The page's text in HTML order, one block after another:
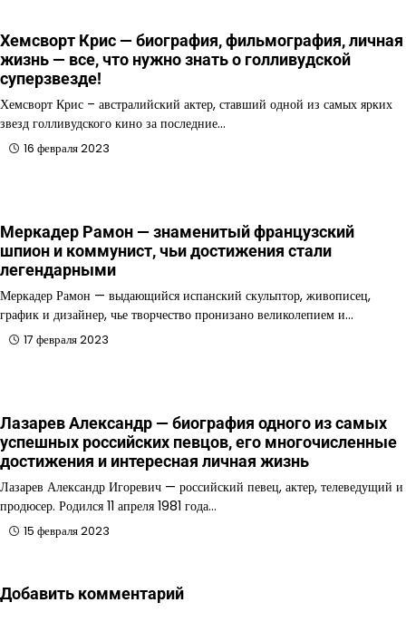
Хемсворт Крис — биография, фильмография, личная
жизнь — все, что нужно знать о голливудской
суперзвезде!
Хемсворт Крис – австралийский актер, ставший одной из самых ярких
звезд голливудского кино за последние…
16 февраля 2023
Меркадер Рамон — знаменитый французский
шпион и коммунист, чьи достижения стали
легендарными
Меркадер Рамон — выдающийся испанский скульптор, живописец,
график и дизайнер, чье творчество пронизано великолепием и…
17 февраля 2023
Лазарев Александр — биография одного из самых
успешных российских певцов, его многочисленные
достижения и интересная личная жизнь
Лазарев Александр Игоревич — российский певец, актер, телеведущий и
продюсер. Родился 11 апреля 1981 года…
15 февраля 2023
Добавить комментарий